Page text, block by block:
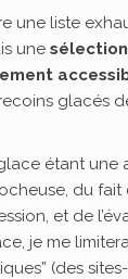
une liste
une
glacés
étant une
du
et de
je me
(des